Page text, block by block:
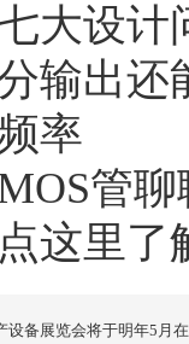
大设计
输出还
率
管聊
这里了
设备展览会将于明年5月